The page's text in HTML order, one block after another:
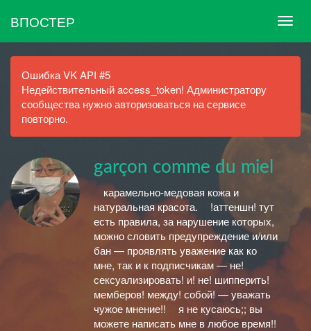
ВПОСТЕР
Ошибка VK API #5
Недействительный access_token! Администратору
сообщества нужно авторизоваться на сервисе
повторно.
garçon comme du miel
ᅠкарамельно-медовая кожа и
натуральная красота. ᅠ!аттеншн! тут
есть правила, за нарушение которых,
можно словить предупреждение и/или
бан — проявлять уважение как ко
мне, так и к подписчикам — не!
сексуализировать! и! не! шипперить!
мемберов! между! собой! — уважать
чужое мнение!! ᅠя не кусаюсь;; вы
можете написать мне в любое время!!